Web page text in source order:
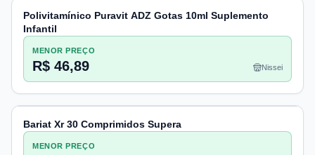
Polivitamínico Puravit ADZ Gotas 10ml Suplemento
Infantil
MENOR PREÇO
R$ 46,89 Nissei
Bariat Xr 30 Comprimidos Supera
MENOR PREÇO